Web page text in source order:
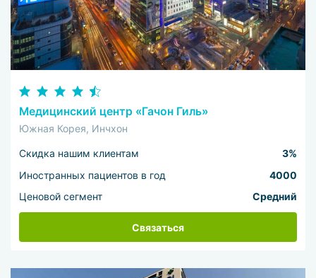
Медицинский центр «Гачон Гиль»
Южная Корея, Инчхон
Скидка нашим клиентам
3%
Иностранных пациентов в год
4000
Ценовой сегмент
Средний
Связаться